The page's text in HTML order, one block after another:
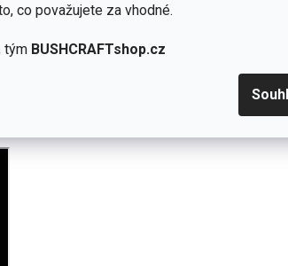
co považujete za vhodné.
tým BUSHCRAFTshop.cz